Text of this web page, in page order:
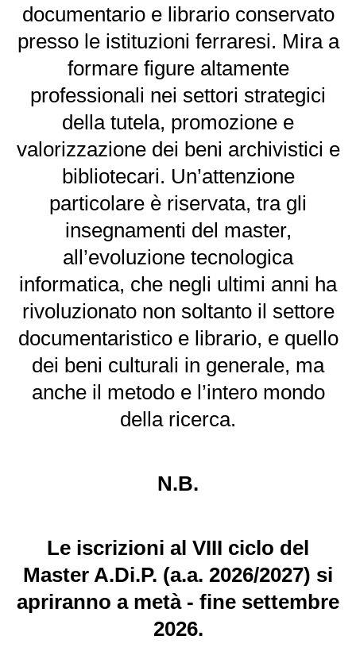
documentario e librario conservato
presso le istituzioni ferraresi. Mira a
formare figure altamente
professionali nei settori strategici
della tutela, promozione e
valorizzazione dei beni archivistici e
bibliotecari. Un’attenzione
particolare è riservata, tra gli
insegnamenti del master,
all’evoluzione tecnologica
informatica, che negli ultimi anni ha
rivoluzionato non soltanto il settore
documentaristico e librario, e quello
dei beni culturali in generale, ma
anche il metodo e l’intero mondo
della ricerca.
N.B.
Le iscrizioni al VIII ciclo del
Master A.Di.P. (a.a. 2026/2027) si
apriranno a metà - fine settembre
2026.